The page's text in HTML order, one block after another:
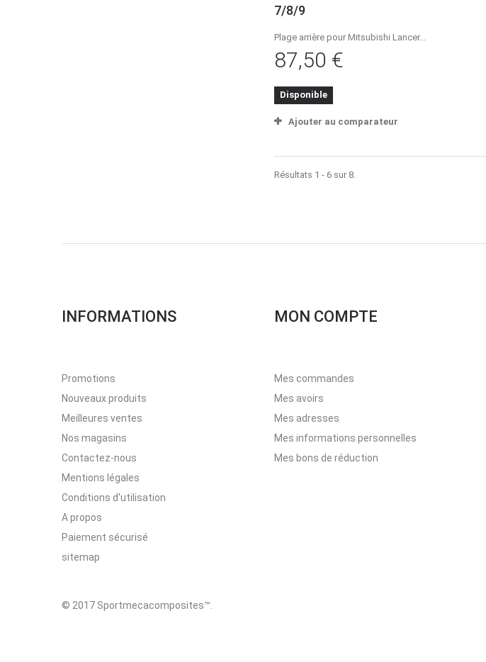
7/8/9
Plage arrière pour Mitsubishi Lancer...
87,50 €
Disponible
Ajouter au comparateur
Résultats 1 - 6 sur 8.
INFORMATIONS
Promotions
Nouveaux produits
Meilleures ventes
Nos magasins
Contactez-nous
Mentions légales
Conditions d'utilisation
A propos
Paiement sécurisé
sitemap
© 2017 Sportmecacomposites™
MON COMPTE
Mes commandes
Mes avoirs
Mes adresses
Mes informations personnelles
Mes bons de réduction